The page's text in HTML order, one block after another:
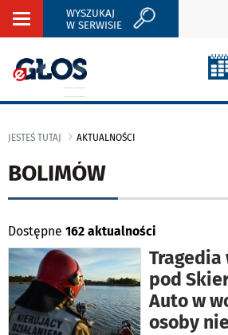
Rozwiń
WYSZUKAJ
W SERWISIE
JESTEŚ TUTAJ AKTUALNOŚCI
BOLIMÓW
Dostępne 162 aktualności
Tragedia
pod
Auto w
osoby